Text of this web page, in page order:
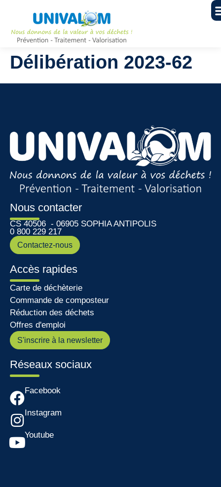
Délibération 2023-62
Nous contacter
CS 40506 - 06905 SOPHIA ANTIPOLIS
0 800 229 217
Contactez-nous
Accès rapides
Carte de déchèterie
Commande de composteur
Réduction des déchets
Offres d'emploi
S'inscrire à la newsletter
Réseaux sociaux
Facebook
Instagram
Youtube